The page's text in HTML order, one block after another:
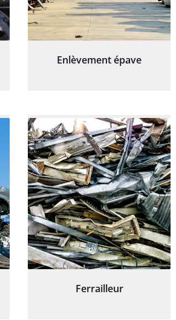
Enlèvement épave
Ferrailleur